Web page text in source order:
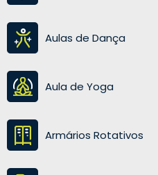
Aulas de Dança
Aula de Yoga
Armários Rotativos